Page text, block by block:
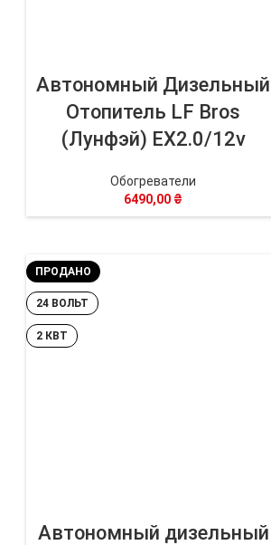
Автономный Дизельный
Отопитель LF Bros
(Лунфэй) EX2.0/12v
Обогреватели
6490,00 ₴
ПРОДАНО
24 ВОЛЬТ
2 КВТ
Автономный дизельный